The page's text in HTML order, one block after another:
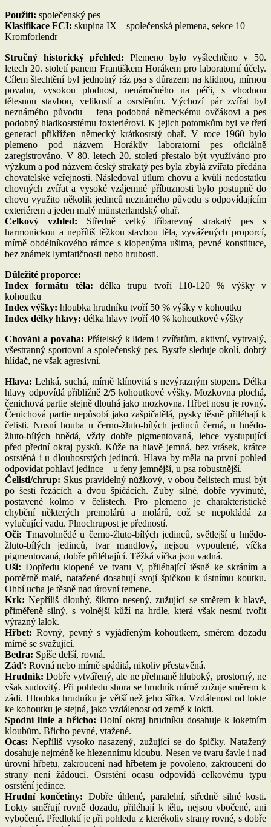
Použití: společenský pes
Klasifikace FCI: skupina IX – společenská plemena, sekce 10 –
Kromforlendr
Stručný historický přehled:
Plemeno bylo vyšlechtěno v 50.
letech 20. století panem Františkem Horákem pro laboratorní účely.
Cílem šlechtění byl jednotný ráz psa s důrazem na klidnou, mírnou
povahu, vysokou plodnost, nenáročného na péči, s vhodnou
tělesnou stavbou, velikostí a osrstěním. Výchozí pár zvířat byl
neznámého původu – fena podobná německému ovčákovi a pes
podobný hladkosrstému foxteriérovi. K jejich potomkům byl ve třetí
generaci přikřížen německý krátkosrstý ohař. V roce 1960 bylo
plemeno pod názvem Horákův laboratorní pes oficiálně
zaregistrováno. V 80. letech 20. století přestalo být využíváno pro
výzkum a pod názvem český strakatý pes byla zbylá zvířata předána
chovatelské veřejnosti. Následoval útlum chovu a kvůli nedostatku
chovných zvířat a vysoké vzájemné příbuznosti bylo postupně do
chovu využito několik jedinců neznámého původu s odpovídajícím
exteriérem a jeden malý münsterlandský ohař.
Celkový vzhled:
Středně velký tříbarevný strakatý pes s
harmonickou a nepříliš těžkou stavbou těla, vyvážených proporcí,
mírně obdélníkového rámce s klopenýma ušima, pevné konstituce,
bez známek lymfatičnosti nebo hrubosti.
Důležité proporce:
Index formátu těla:
délka trupu tvoří 110-120 % výšky v
kohoutku
Index výšky: hloubka hrudníku tvoří 50 % výšky v kohoutku
Index délky hlavy: délka hlavy tvoří 40 % kohoutkové výšky
Chování a povaha: Přátelský k lidem i zvířatům, aktivní, vytrvalý,
všestranný sportovní a společenský pes. Bystře sleduje okolí, dobrý
hlídač, ne však agresivní.
Hlava: Lehká, suchá, mírně klínovitá s nevýrazným stopem. Délka
hlavy odpovídá přibližně 2/5 kohoutkové výšky. Mozkovna plochá,
čenichová partie stejně dlouhá jako mozkovna. Hřbet nosu je rovný.
Čenichová partie nepůsobí jako zašpičatělá, pysky těsně přiléhají k
čelisti. Nosní houba u černo-žluto-bílých jedinců černá, u hnědo-
žluto-bílých hnědá, vždy dobře pigmentovaná, lehce vystupující
před přední okraj pysků. Kůže na hlavě jemná, bez vrásek, krátce
osrstěná i u dlouhosrstých jedinců. Hlava by měla na první pohled
odpovídat pohlaví jedince – u feny jemnější, u psa robustnější.
Čelisti/chrup: Skus pravidelný nůžkový, v obou čelistech musí být
po šesti řezácích a dvou špičácích. Zuby silné, dobře vyvinuté,
postavené kolmo v čelistech. Pro plemeno je charakteristické
chybění některých premolárů a molárů, což se nepokládá za
vylučující vadu. Plnochrupost je předností.
Oči: Tmavohnědé u černo-žluto-bílých jedinců, světlejší u hnědo-
žluto-bílých jedinců, tvar mandlový, nejsou vypoulené, víčka
pigmentovaná, dobře přiléhající. Těžká víčka jsou vadná.
Uši: Dopředu klopené ve tvaru V, přiléhající těsně ke skráním a
poměrně malé, natažené dosahují svojí špičkou k ústnímu koutku.
Ohbí ucha je těsně nad úrovní temene.
Krk: Nepříliš dlouhý, šikmo nesený, zužující se směrem k hlavě,
přiměřeně silný, s volnější kůží na hrdle, která však nesmí tvořit
výrazný lalok.
Hřbet: Rovný, pevný s vyjádřeným kohoutkem, směrem dozadu
mírně se svažující.
Bedra: Spíše delší, rovná.
Záď: Rovná nebo mírně spáditá, nikoliv přestavěná.
Hrudník: Dobře vytvářený, ale ne přehnaně hluboký, prostorný, ne
však sudovitý. Při pohledu shora se hrudník mírně zužuje směrem k
zádi. Hloubka hrudníku je větší než jeho šířka. Vzdálenost od lokte
ke kohoutku je stejná, jako vzdálenost od země k lokti.
Spodní linie a břicho: Dolní okraj hrudníku dosahuje k loketním
kloubům. Břicho pevné, vtažené.
Ocas: Nepříliš vysoko nasazený, zužující se do špičky. Natažený
dosahuje nejméně ke hlezennímu kloubu. Nesen ve tvaru šavle i nad
úrovní hřbetu, zakroucení nad hřbetem je povoleno, zakroucení do
strany není žádoucí. Osrstění ocasu odpovídá celkovému typu
osrstění jedince.
Hrudní končetiny: Dobře úhlené, paralelní, středně silné kosti.
Lokty směřují rovně dozadu, přiléhají k tělu, nejsou vbočené, ani
vybočené. Předloktí je při pohledu z kterékoliv strany rovné, s dobře